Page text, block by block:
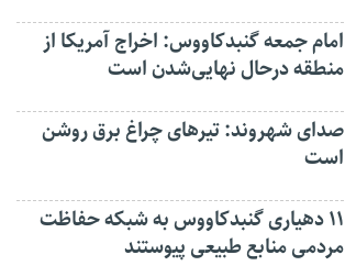
امام جمعه گنبدکاووس: اخراج آمریکا از
منطقه درحال نهایی‌شدن است
صدای شهروند: تیرهای چراغ برق روشن
است
۱۱ دهیاری گنبدکاووس به شبکه حفاظت
مردمی منابع طبیعی پیوستند